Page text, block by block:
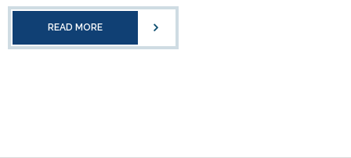
READ MORE